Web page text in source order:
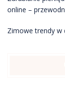
online –
Zimowe trendy w